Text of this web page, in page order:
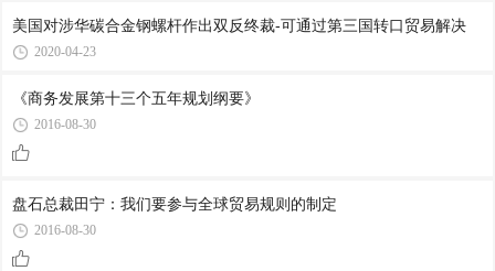
美国对涉华碳合金钢螺杆作出双反终裁-可通过第三国转口贸易解决
2020-04-23
《商务发展第十三个五年规划纲要》
2016-08-30
盘石总裁田宁：我们要参与全球贸易规则的制定
2016-08-30